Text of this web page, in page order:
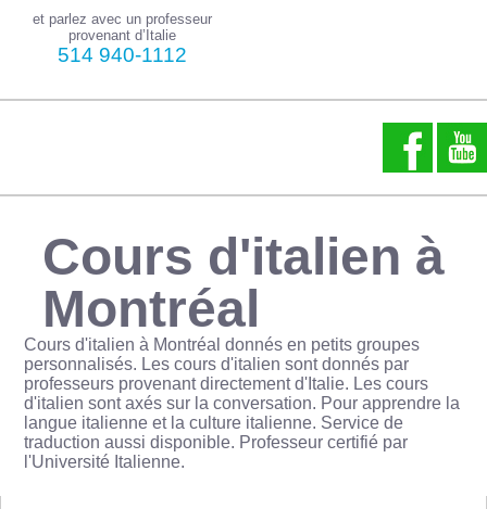
et parlez avec un professeur
provenant d’Italie
514 940-1112
Cours d'italien à
Montréal
Cours d'italien à Montréal donnés en petits groupes
personnalisés. Les cours d'italien sont donnés par
professeurs provenant directement d'Italie. Les cours
d'italien sont axés sur la conversation. Pour apprendre la
langue italienne et la culture italienne. Service de
traduction aussi disponible. Professeur certifié par
l'Université Italienne.